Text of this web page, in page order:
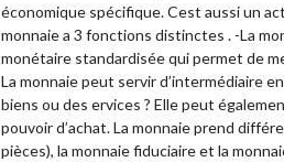
économique spécifique. Cest aussi un
monnaie a 3 fonctions distinctes . -La
monétaire standardisée qui permet de
La monnaie peut servir d’intermédiaire
biens ou des ervices ? Elle peut
pouvoir d’achat. La monnaie prend
pièces), la monnaie fiduciaire et la